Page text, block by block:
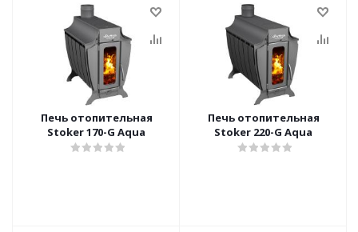
Печь отопительная
Stoker 170-G Aqua
Печь отопительная
Stoker 220-G Aqua